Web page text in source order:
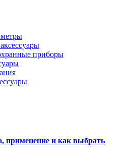
приборы
применение и как выбрать